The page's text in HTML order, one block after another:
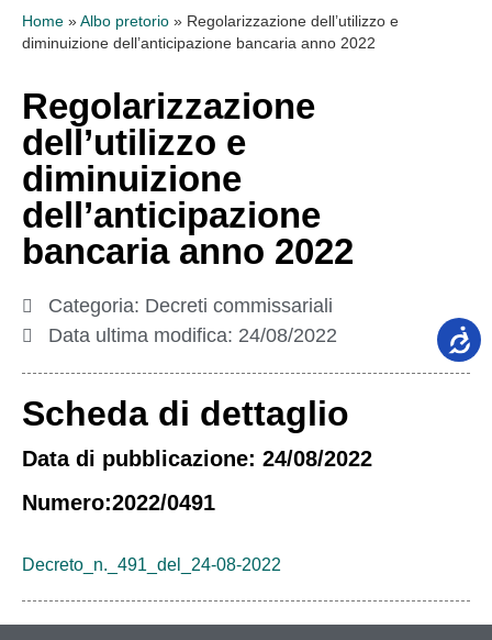
Home » Albo pretorio » Regolarizzazione dell’utilizzo e
diminuizione dell’anticipazione bancaria anno 2022
Regolarizzazione
dell’utilizzo e
diminuizione
dell’anticipazione
bancaria anno 2022
Categoria: Decreti commissariali
Data ultima modifica: 24/08/2022
Scheda di dettaglio
Data di pubblicazione: 24/08/2022
Numero:2022/0491
Decreto_n._491_del_24-08-2022